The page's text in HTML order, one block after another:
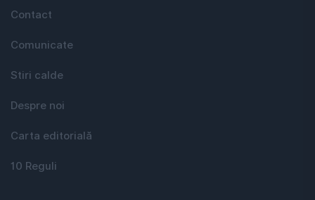
Contact
Comunicate
Stiri calde
Despre noi
Carta editorială
10 Reguli